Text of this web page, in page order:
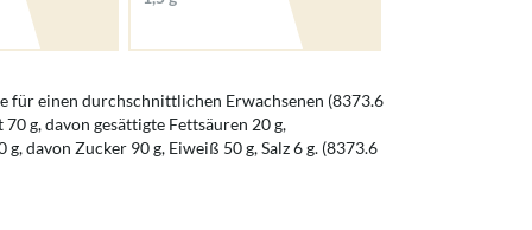
für einen durchschnittlichen Erwachsenen (8373.6
g, davon gesättigte Fettsäuren 20 g,
davon Zucker 90 g, Eiweiß 50 g, Salz 6 g. (8373.6